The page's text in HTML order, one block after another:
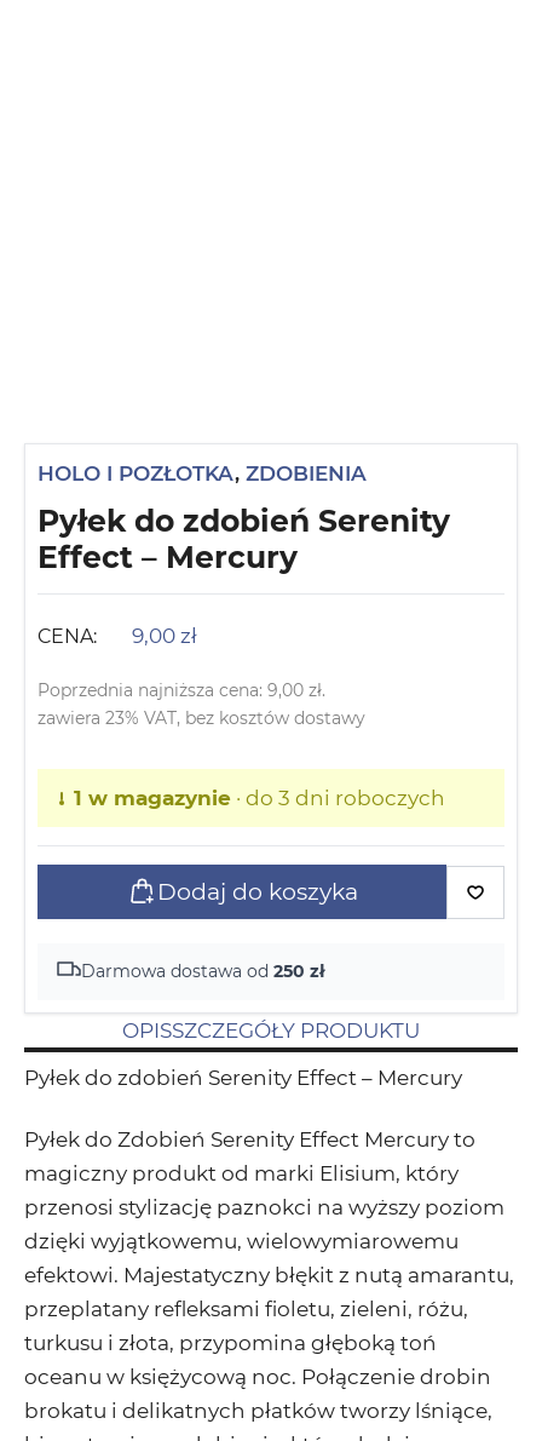
HOLO I POZŁOTKA, ZDOBIENIA
Pyłek do zdobień Serenity
Effect – Mercury
CENA: 9,00 zł
Poprzednia najniższa cena: 9,00 zł.
zawiera 23% VAT, bez kosztów dostawy
1 w magazynie · do 3 dni roboczych
Dodaj do koszyka
Darmowa dostawa od 250 zł
OPISSZCZEGÓŁY PRODUKTU
Pyłek do zdobień Serenity Effect – Mercury
Pyłek do Zdobień Serenity Effect Mercury to
magiczny produkt od marki Elisium, który
przenosi stylizację paznokci na wyższy poziom
dzięki wyjątkowemu, wielowymiarowemu
efektowi. Majestatyczny błękit z nutą amarantu,
przeplatany refleksami fioletu, zieleni, różu,
turkusu i złota, przypomina głęboką toń
oceanu w księżycową noc. Połączenie drobin
brokatu i delikatnych płatków tworzy lśniące,